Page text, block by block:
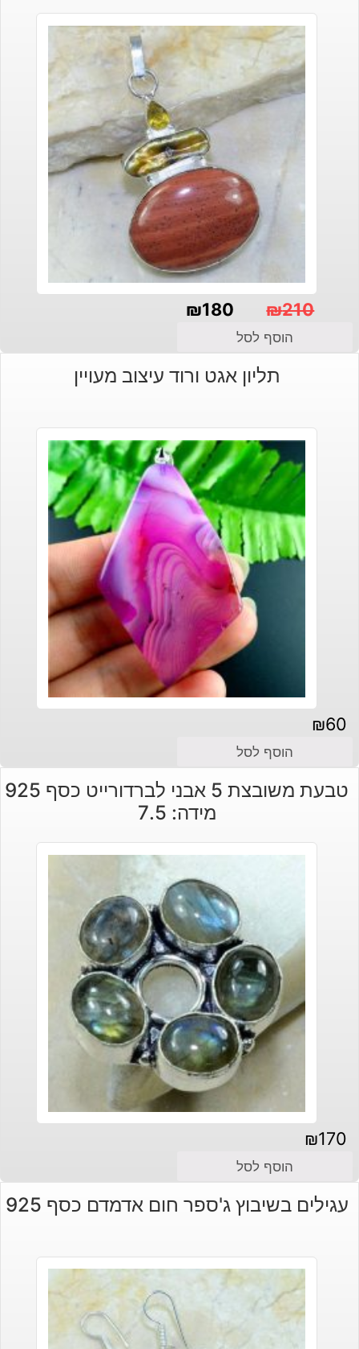
₪210
המקורי
₪180
הנוכחי
הוסף לסל
תליון אגט ורוד עיצוב מעויין
₪60
הוסף לסל
טבעת משובצת 5 אבני לברדורייט כסף 925
מידה: 7.5
₪170
הוסף לסל
עגילים בשיבוץ ג'ספר חום אדמדם כסף 925